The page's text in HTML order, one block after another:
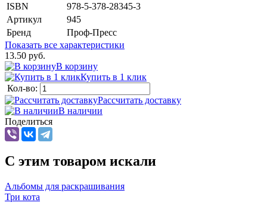
ISBN
978-5-378-28345-3
Артикул
945
Бренд
Проф-Пресс
Показать все характеристики
13.50 руб.
В корзину
Купить в 1 клик
Кол-во:
Рассчитать доставку
В наличии
Поделиться
C этим товаром искали
Альбомы для раскрашивания
Три кота